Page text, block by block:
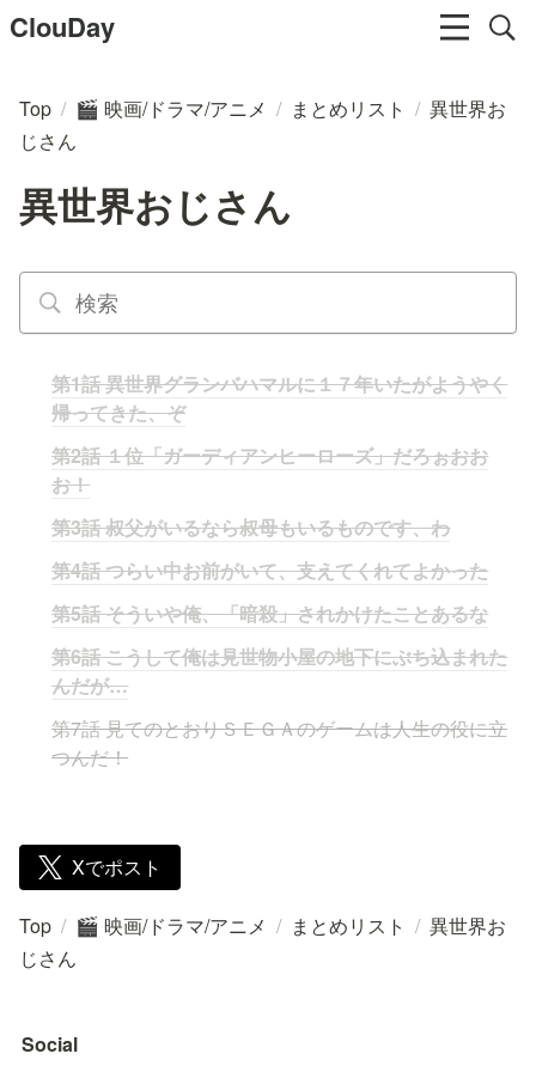
ClouDay
Top / 🎬 映画/ドラマ/アニメ / まとめリスト / 異世界お
じさん
異世界おじさん
第1話 異世界グランバハマルに１７年いたがようやく
帰ってきた、ぞ
第2話 １位「ガーディアンヒーローズ」だろぉおお
お！
第3話 叔父がいるなら叔母もいるものです、わ
第4話 つらい中お前がいて、支えてくれてよかった
第5話 そういや俺、「暗殺」されかけたことあるな
第6話 こうして俺は見世物小屋の地下にぶち込まれた
んだが…
第7話 見てのとおりＳＥＧＡのゲームは人生の役に立
つんだ！
Xでポスト
Top / 🎬 映画/ドラマ/アニメ / まとめリスト / 異世界お
じさん
Social